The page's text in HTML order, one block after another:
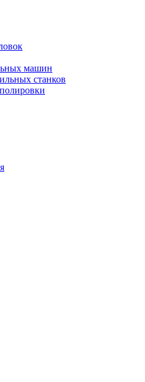
машин
станков